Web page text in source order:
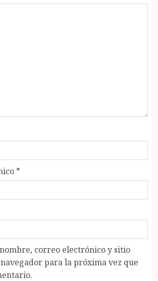
*
correo electrónico y sitio
para la próxima vez que